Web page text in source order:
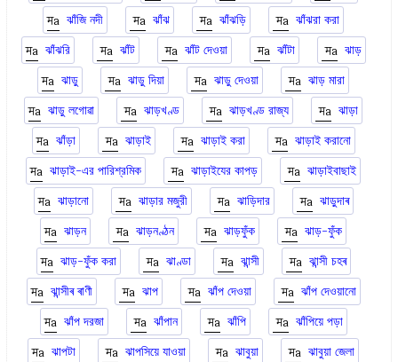
ঝাঁজি নদী
ঝাঁঝ ঝাঁঝড়ি
ঝাঁঝরা করা
ঝাঁঝরি
ঝাঁট ঝাঁট দেওয়া ঝাঁটা
ঝাড়
ঝাড়ু
ঝাড়ু দিয়া ঝাড়ু দেওয়া
ঝাড় মারা
ঝাড়ু লগোৱা
ঝাড়খণ্ড ঝাড়খণ্ড রাজ্য
ঝাড়া
ঝাঁড়া
ঝাড়াই ঝাড়াই করা
ঝাড়াই করানো
ঝাড়াই-এর পারিশ্রমিক
ঝাড়াইযের কাপড়
ঝাড়াইবাছাই
ঝাড়ানো
ঝাড়ার মজুরী ঝাড়িদার
ঝাড়ুদাৰ
ঝাড়ন
ঝাড়নণ্ঠন ঝাড়ফুঁক
ঝাড়-ফুঁক
ঝাড়-ফুঁক করা
ঝাণ্ডা ঝান্সী
ঝান্সী চহৰ
ঝান্সীৰ ৰাণী
ঝাপ ঝাঁপ দেওয়া
ঝাঁপ দেওয়ানো
ঝাঁপ দরজা
ঝাঁপান ঝাঁপি
ঝাঁপিয়ে পড়া
ঝাপটা
ঝাপসিয়ে যাওয়া ঝাবুয়া
ঝাবুয়া জেলা